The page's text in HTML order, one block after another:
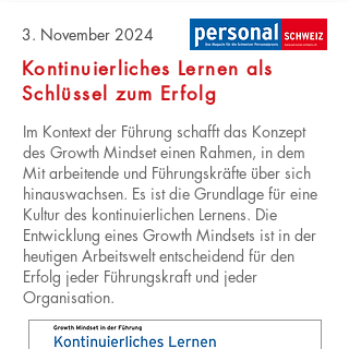
3. November 2024
Kontinuierliches Lernen als
Schlüssel zum Erfolg
Im Kontext der Führung schafft das Konzept
des Growth Mindset einen Rahmen, in dem
Mit arbeitende und Führungskräfte über sich
hinauswachsen. Es ist die Grundlage für eine
Kultur des kontinuierlichen Lernens. Die
Entwicklung eines Growth Mindsets ist in der
heutigen Arbeitswelt entscheidend für den
Erfolg jeder Führungskraft und jeder
Organisation.